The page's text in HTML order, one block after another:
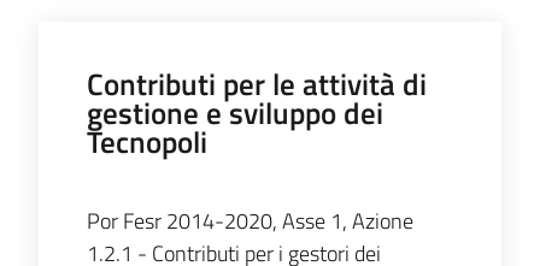
Opportunità
Progetti
Contributi per le attività di
gestione e sviluppo dei
Tecnopoli
Por Fesr 2014-2020, Asse 1, Azione
1.2.1 - Contributi per i gestori dei